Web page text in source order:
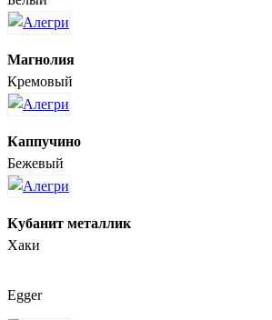
Магнолия
Кремовый
Каппучино
Бежевый
Кубанит металлик
Хаки
Egger